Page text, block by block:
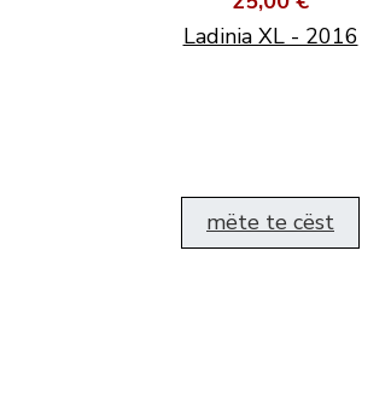
Ladinia XL - 2016
mëte te cëst